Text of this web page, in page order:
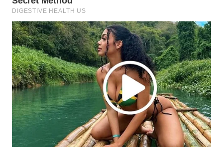
CO ID
WAHANANEWS
NET
WAHANA
SPORT
WAHANA
UMKM
WAHANA